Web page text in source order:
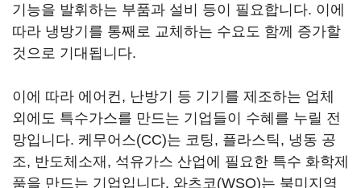
기능을 발휘하는 부품과 설비 등이 필요합니다. 이에
따라 냉방기를 통째로 교체하는 수요도 함께 증가할
것으로 기대됩니다.
이에 따라 에어컨, 난방기 등 기기를 제조하는 업체
외에도 특수가스를 만드는 기업들이 수혜를 누릴 전
망입니다. 케무어스(CC)는 코팅, 플라스틱, 냉동 공
조, 반도체소재, 석유가스 산업에 필요한 특수 화학제
품을 만드는 기업입니다. 와츠코(WSO)는 북미지역